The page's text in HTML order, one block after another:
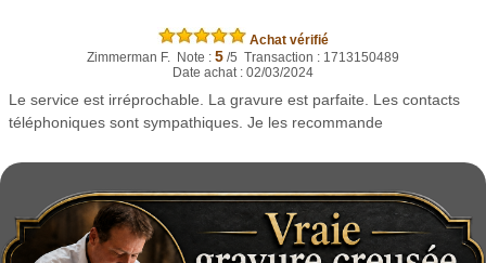
Achat vérifié
Zimmerman F. Note : 5 /5 Transaction : 1713150489
Date achat : 02/03/2024
Le service est irréprochable. La gravure est parfaite. Les contacts
téléphoniques sont sympathiques. Je les recommande